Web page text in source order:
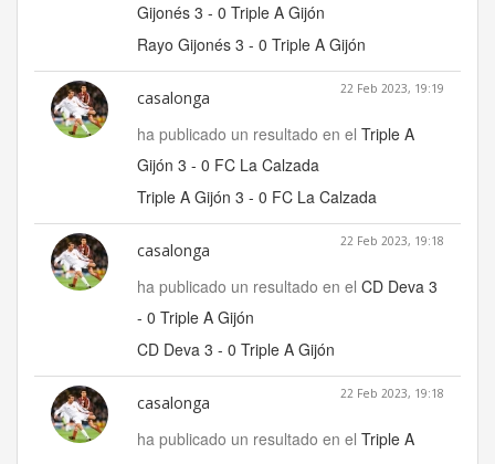
Gijonés 3 - 0 Triple A Gijón
Rayo Gijonés 3 - 0 Triple A Gijón
casalonga 22 Feb 2023, 19:19
ha publicado un resultado en el Triple A
Gijón 3 - 0 FC La Calzada
Triple A Gijón 3 - 0 FC La Calzada
casalonga 22 Feb 2023, 19:18
ha publicado un resultado en el CD Deva 3
- 0 Triple A Gijón
CD Deva 3 - 0 Triple A Gijón
casalonga 22 Feb 2023, 19:18
ha publicado un resultado en el Triple A